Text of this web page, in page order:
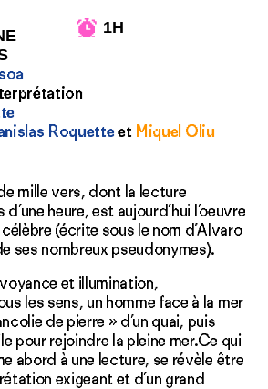
1H
Roquetteet Miquel Oliu
mille vers, dont la lecture
heure, est aujourd’hui l’oeuvre
(écrite sous le nom d’Alvaro
ses nombreux pseudonymes).
et illumination,
les sens, un homme face à la mer
de pierre » d’un quai, puis
pour rejoindre la pleine mer.Ce qui
abord à une lecture, se révèle être
exigeant et d’un grand